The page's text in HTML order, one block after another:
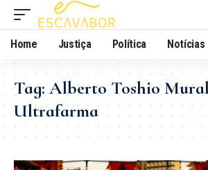
Home Justiça Política Notícias
Tag:Alberto Toshio
Ultrafarma